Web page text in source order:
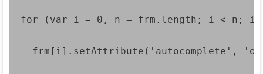
for (var i = 0, n = frm.length; i < n;
frm[i].setAttribute('autocomplete',